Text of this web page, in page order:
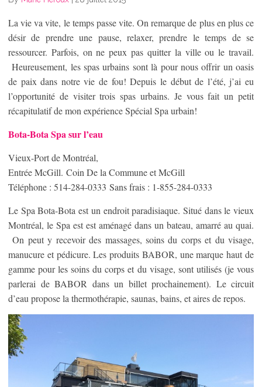
La vie va vite, le temps passe vite. On remarque de plus en plus ce
désir de prendre une pause, relaxer, prendre le temps de se
ressourcer. Parfois, on ne peux pas quitter la ville ou le travail.
Heureusement, les spas urbains sont là pour nous offrir un oasis
de paix dans notre vie de fou! Depuis le début de l’été, j’ai eu
l’opportunité de visiter trois spas urbains. Je vous fait un petit
récapitulatif de mon expérience Spécial Spa urbain!
Bota-Bota Spa sur l’eau
Vieux-Port de Montréal,
Entrée McGill. Coin De la Commune et McGill
Téléphone : 514-284-0333 Sans frais : 1-855-284-0333
Le Spa Bota-Bota est un endroit paradisiaque. Situé dans le vieux
Montréal, le Spa est est aménagé dans un bateau, amarré au quai.
On peut y recevoir des massages, soins du corps et du visage,
manucure et pédicure. Les produits BABOR, une marque haut de
gamme pour les soins du corps et du visage, sont utilisés (je vous
parlerai de BABOR dans un billet prochainement). Le circuit
d’eau propose la thermothérapie, saunas, bains, et aires de repos.